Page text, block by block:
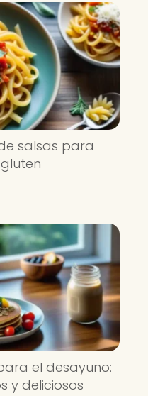
salsas para
el desayuno:
y deliciosos